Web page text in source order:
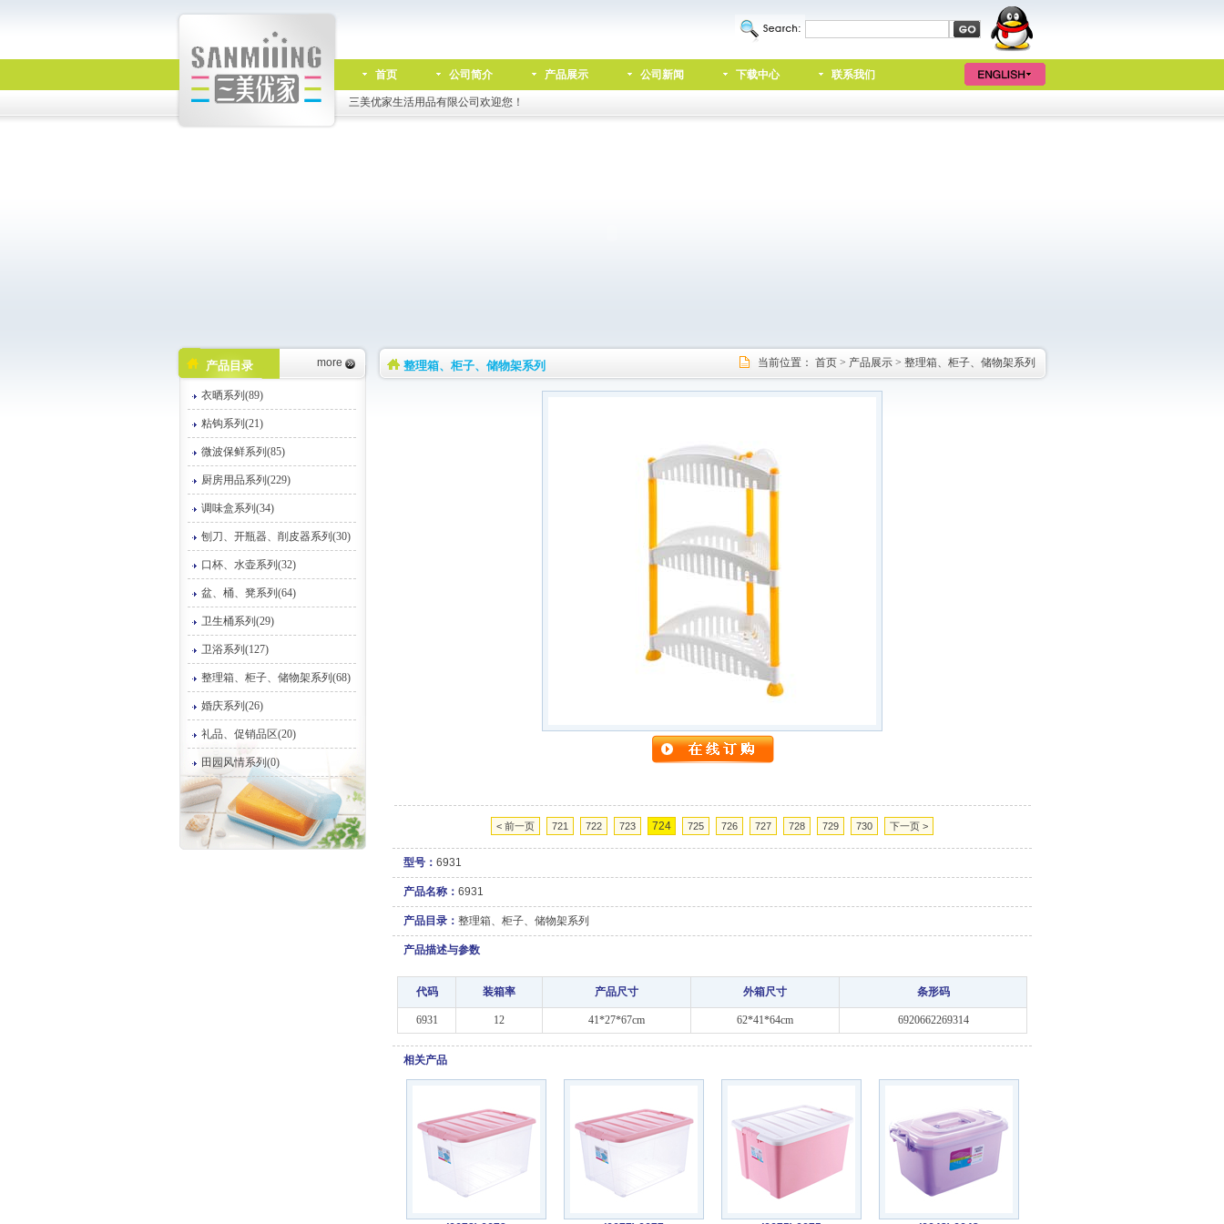
首页 公司简介 产品展示 公司新闻 下载中心 联系我们
三美优家生活用品有限公司欢迎您！
产品目录 more
衣晒系列(89)
粘钩系列(21)
微波保鲜系列(85)
厨房用品系列(229)
调味盒系列(34)
刨刀、开瓶器、削皮器系列(30)
口杯、水壶系列(32)
盆、桶、凳系列(64)
卫生桶系列(29)
卫浴系列(127)
整理箱、柜子、储物架系列(68)
婚庆系列(26)
礼品、促销品区(20)
田园风情系列(0)
整理箱、柜子、储物架系列 当前位置： 首页> 产品展示> 整理箱、柜子、储物架系列
< 前一页 721 722 723 724 725 726 727 728 729 730 下一页 >
型号： 6931
产品名称： 6931
产品目录： 整理箱、柜子、储物架系列
产品描述与参数
代码 装箱率 产品尺寸 外箱尺寸 条形码
6931 12 41*27*67cm 62*41*64cm 6920662269314
相关产品